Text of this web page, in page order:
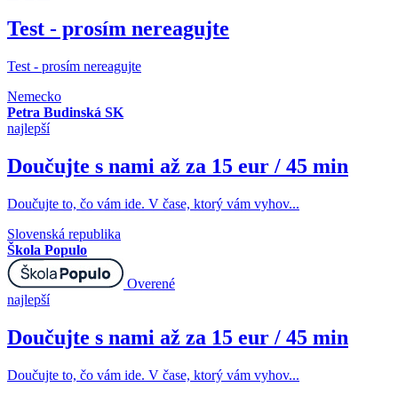
Test - prosím nereagujte
Test - prosím nereagujte
Nemecko
Petra Budinská SK
najlepší
Doučujte s nami až za 15 eur / 45 min
Doučujte to, čo vám ide. V čase, ktorý vám vyhov...
Slovenská republika
Škola Populo
Overené
najlepší
Doučujte s nami až za 15 eur / 45 min
Doučujte to, čo vám ide. V čase, ktorý vám vyhov...